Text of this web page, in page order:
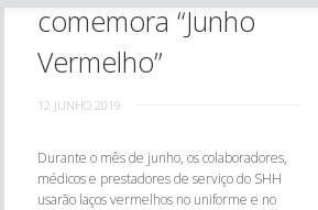
comemora “Junho
Vermelho”
12 JUNHO 2019
Durante o mês de junho, os colaboradores,
médicos e prestadores de serviço do SHH
usarão laços vermelhos no uniforme e no